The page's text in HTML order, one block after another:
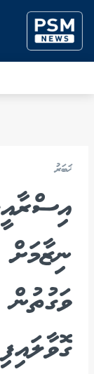
ޚަބަރު
ގޮވާލައިފި